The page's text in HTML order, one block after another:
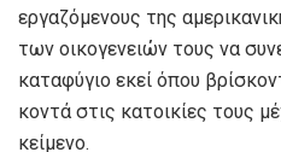
εργαζόμενους της
των οικογενειών τους να
καταφύγιο εκεί όπου
κοντά στις κατοικίες τους
κείμενο.